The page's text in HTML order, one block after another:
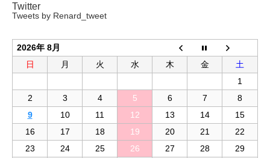
Twitter
Tweets by Renard_tweet
2026年 8月
日
月 火 水 木 金
土
1
2
3 4 5 6 7
8
9
10 11 12 13 14
15
16
17 18 19 20 21
22
23
24 25 26 27 28
29